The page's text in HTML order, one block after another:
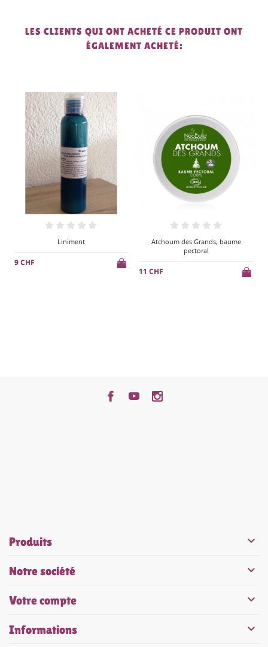
LES CLIENTS QUI ONT ACHETÉ CE PRODUIT ONT
ÉGALEMENT ACHETÉ:
Atchoum des Grands, baume
Shampoing apaisant, anti poux
Produits 
Notre société 
Votre compte 
Informations 